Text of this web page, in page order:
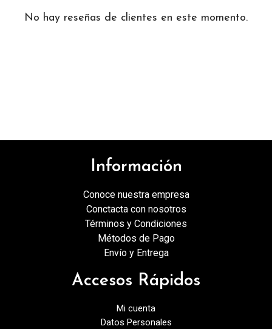
No hay reseñas de clientes en este momento.
Información
Conoce nuestra empresa
Conctacta con nosotros
Términos y Condiciones
Métodos de Pago
Envío y Entrega
Accesos Rápidos
Mi cuenta
Datos Personales